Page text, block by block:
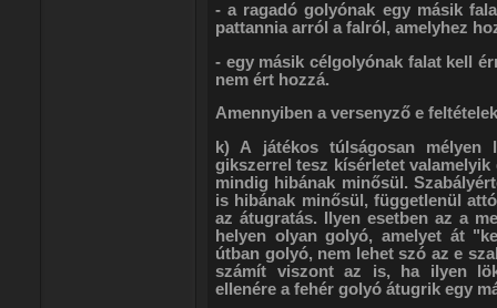
- a ragadó golyónak egy másik
pattannia arról a falról, amelyhez
- egy másik célgolyónak falat kell
nem ért hozzá.
Amennyiben a versenyző e
k) A játékos túlságosan
gikszerrel tesz kísérletet
mindig hibának minősül.
is hibának minősül, függetlenül
az átugratás. Ilyen esetben az a
helyen olyan golyó, amelyet át
útban golyó, nem lehet szó az e
számít viszont az is, ha ilyen
ellenére a fehér golyó átugrik egy